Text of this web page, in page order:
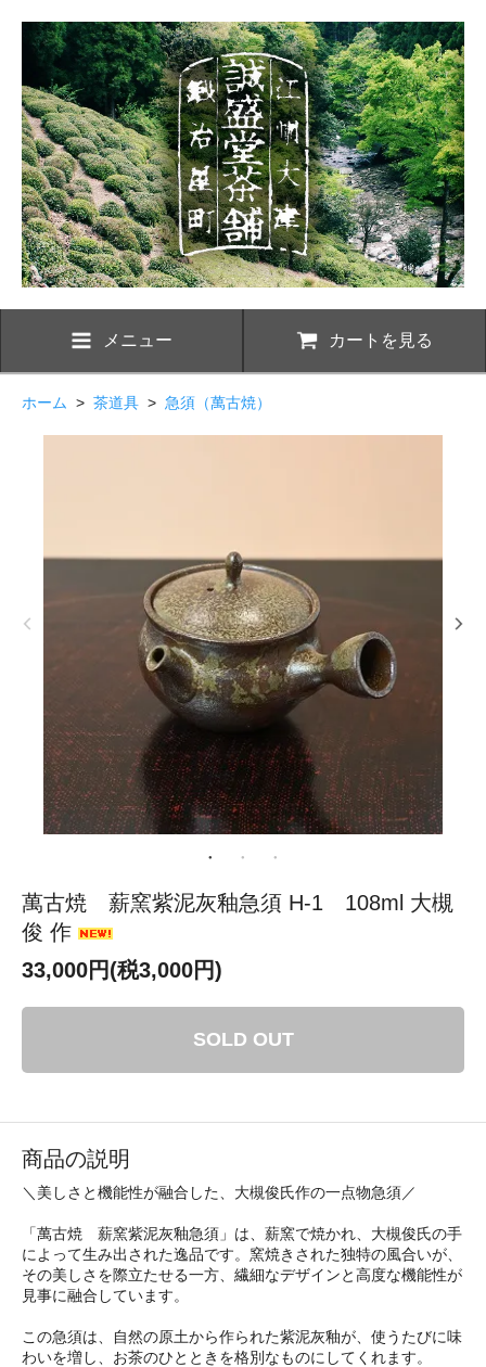
メニュー カートを見る
ホーム > 茶道具 > 急須（萬古焼）
萬古焼 薪窯紫泥灰釉急須 H-1 108ml 大槻
俊 作
33,000円(税3,000円)
SOLD OUT
商品の説明
＼美しさと機能性が融合した、大槻俊氏作の一点物急須／
「萬古焼 薪窯紫泥灰釉急須」は、薪窯で焼かれ、大槻俊氏の手
によって生み出された逸品です。窯焼きされた独特の風合いが、
その美しさを際立たせる一方、繊細なデザインと高度な機能性が
見事に融合しています。
この急須は、自然の原土から作られた紫泥灰釉が、使うたびに味
わいを増し、お茶のひとときを格別なものにしてくれます。